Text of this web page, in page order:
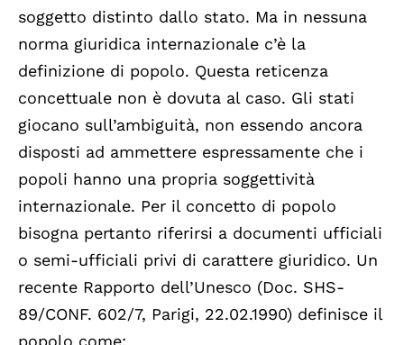
soggetto distinto dallo stato. Ma in nessuna
norma giuridica internazionale c’è la
definizione di popolo. Questa reticenza
concettuale non è dovuta al caso. Gli stati
giocano sull’ambiguità, non essendo ancora
disposti ad ammettere espressamente che i
popoli hanno una propria soggettività
internazionale. Per il concetto di popolo
bisogna pertanto riferirsi a documenti ufficiali
o semi-ufficiali privi di carattere giuridico. Un
recente Rapporto dell’Unesco (Doc. SHS-
89/CONF. 602/7, Parigi, 22.02.1990) definisce il
popolo come: